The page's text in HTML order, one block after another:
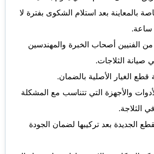
بالمعاينة بعد استلام الشكوى بفترة لا
الفنيين أصحاب الخبرة والمهندسين
صيانة الثلاجات.
الغيار الأصلية بالضمان.
والأجهزة التي تتناسب مع المشكلة
الثلاجة.
الجديدة بعد تركيبها لضمان الجودة